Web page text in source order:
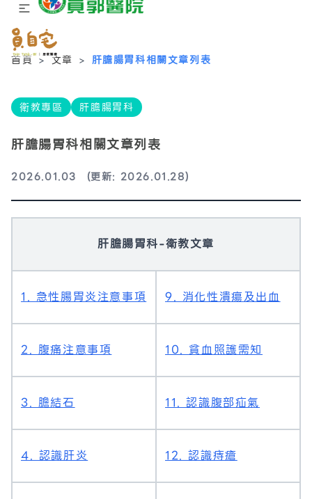
首頁 > 文章 > 肝膽腸胃科相關文章列表
衛教專區 肝膽腸胃科
肝膽腸胃科相關文章列表
2026.01.03 (更新: 2026.01.28)
肝膽腸胃科-衛教文章
1. 急性腸胃炎注意事項 9. 消化性潰瘍及出血
2. 腹痛注意事項 10. 貧血照護需知
3. 膽結石 11. 認識腹部疝氣
4. 認識肝炎 12. 認識痔瘡